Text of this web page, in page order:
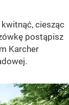
ciesząc
postąpisz
Karcher